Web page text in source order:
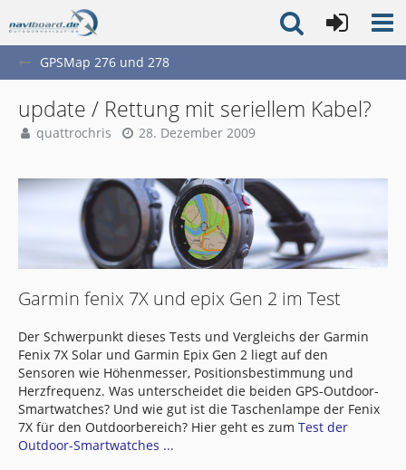
GPSMap 276 und 278
update / Rettung mit seriellem Kabel?
quattrochris 28. Dezember 2009
Garmin fenix 7X und epix Gen 2 im Test
Der Schwerpunkt dieses Tests und Vergleichs der Garmin
Fenix 7X Solar und Garmin Epix Gen 2 liegt auf den
Sensoren wie Höhenmesser, Positionsbestimmung und
Herzfrequenz. Was unterscheidet die beiden GPS-Outdoor-
Smartwatches? Und wie gut ist die Taschenlampe der Fenix
7X für den Outdoorbereich? Hier geht es zum Test der
Outdoor-Smartwatches ...